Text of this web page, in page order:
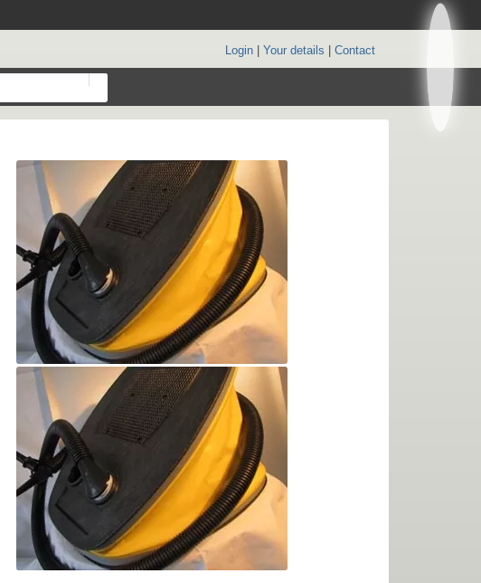
Login Your details Contact